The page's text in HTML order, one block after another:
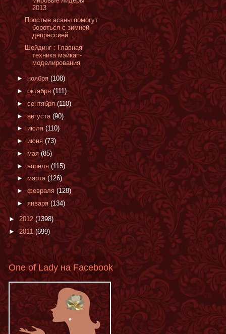
2013
Простые асаны помогут
бороться с зимней
депрессией...
Шейдинг : Главная
техника мэйкап-
моделирования
► ноября (108)
► октября (111)
► сентября(110)
►августа (90)
► июля (110)
► июня(73)
► мая (85)
►апреля (115)
►марта (126)
► февраля (128)
► января (134)
► 2012 (1398)
►2011 (699)
One of Lady на Facebook